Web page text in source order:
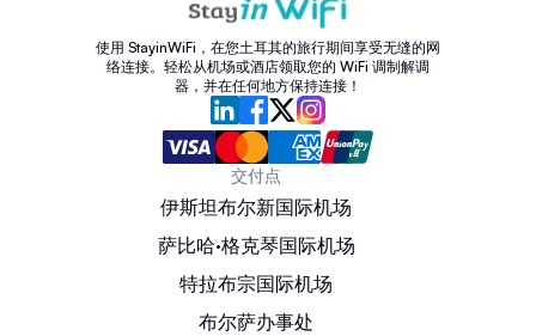
使用 StayinWiFi，在您土耳其的旅行期间享受无缝的网
络连接。轻松从机场或酒店领取您的 WiFi 调制解调
器，并在任何地方保持连接！
交付点
伊斯坦布尔新国际机场
萨比哈·格克琴国际机场
特拉布宗国际机场
布尔萨办事处